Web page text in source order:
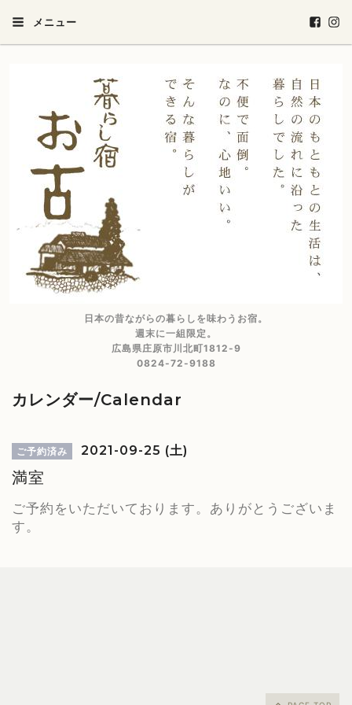
メニュー
日本の昔ながらの暮らしを味わうお宿。
週末に一組限定。
広島県庄原市川北町1812-9
0824-72-9188
カレンダー/Calendar
ご予約済み 2021-09-25 (土)
満室
ご予約をいただいております。ありがとうございま
す。